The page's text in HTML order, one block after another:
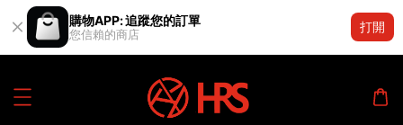
購物APP: 追蹤您的訂單
您信賴的商店
打開